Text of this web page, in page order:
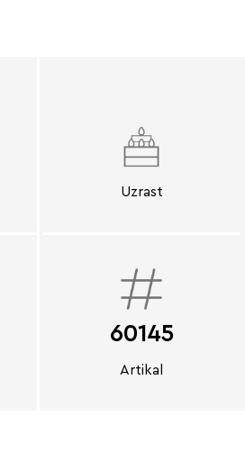
Uzrast
60145
Artikal